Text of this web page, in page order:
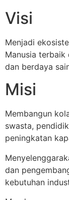
Visi
Menjadi
Manusia terbaik
dan berdaya
Misi
Membangun
swasta,
peningkatan
dan
kebutuhan